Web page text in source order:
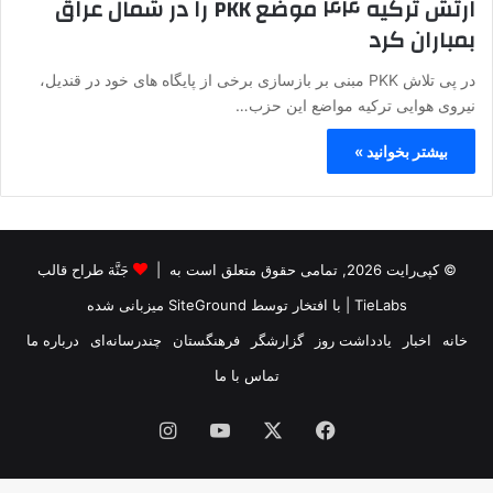
ارتش ترکیه ۴۴ موضع PKK را در شمال عراق
بمباران کرد
در پی تلاش PKK مبنی بر بازسازی برخی از پایگاه های خود در قندیل،
نیروی هوایی ترکیه مواضع این حزب…
بیشتر بخوانید »
© کپی‌رایت 2026, تمامی حقوق متعلق است به |
جَنَّة طراح قالب
TieLabs | با افتخار توسط SiteGround میزبانی شده
خانه
اخبار یادداشت روز گزارشگر فرهنگستان چندرسانه‌ای
درباره ما
تماس با ما
فیس
بوک
یوتیوب